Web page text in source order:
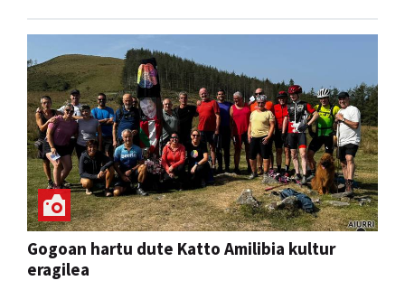
Gogoan hartu dute Katto Amilibia kultur
eragilea